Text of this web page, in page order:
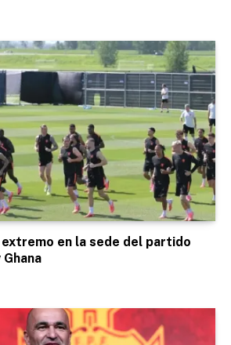
en la sede del partido